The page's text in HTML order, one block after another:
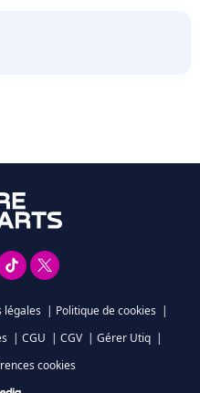
légales | Politique de cookies |
| CGU | CGV | Gérer Utiq |
cookies